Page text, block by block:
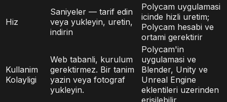
Hiz
Saniyeler — tarif edin
veya yukleyin, uretin,
indirin
Polycam uygulamasi
icinde hizli uretim;
Polycam hesabi ve
ortami gerektirir
Kullanim
Kolayligi
Web tabanli, kurulum
gerektirmez. Bir tanim
yazin veya fotograf
yukleyin.
Polycam'in
uygulamasi ve
Blender, Unity ve
Unreal Engine
eklentileri uzerinden
erisilebilir